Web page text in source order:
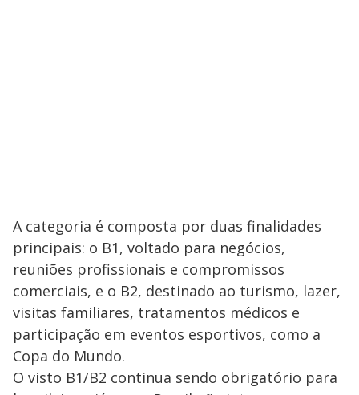
A categoria é composta por duas finalidades
principais: o B1, voltado para negócios,
reuniões profissionais e compromissos
comerciais, e o B2, destinado ao turismo, lazer,
visitas familiares, tratamentos médicos e
participação em eventos esportivos, como a
Copa do Mundo.
O visto B1/B2 continua sendo obrigatório para